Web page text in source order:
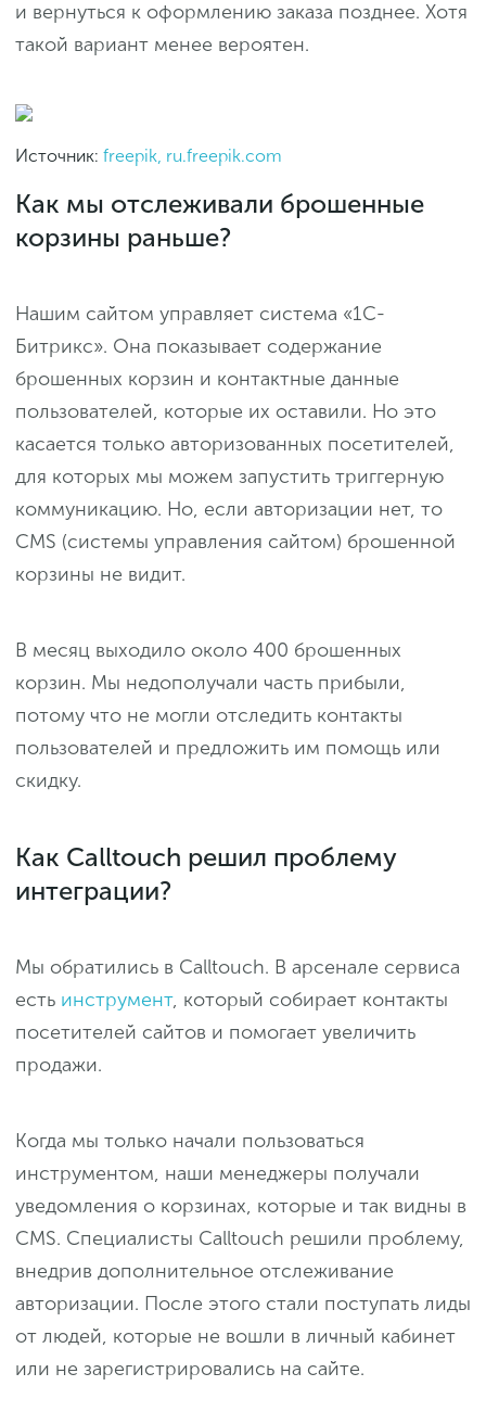
и вернуться к оформлению заказа позднее. Хотя
такой вариант менее вероятен.
Источник: freepik, ru.freepik.com
Как мы отслеживали брошенные
корзины раньше?
Нашим сайтом управляет система «1С-
Битрикс». Она показывает содержание
брошенных корзин и контактные данные
пользователей, которые их оставили. Но это
касается только авторизованных посетителей,
для которых мы можем запустить триггерную
коммуникацию. Но, если авторизации нет, то
CMS (системы управления сайтом) брошенной
корзины не видит.
В месяц выходило около 400 брошенных
корзин. Мы недополучали часть прибыли,
потому что не могли отследить контакты
пользователей и предложить им помощь или
скидку.
Как Calltouch решил проблему
интеграции?
Мы обратились в Calltouch. В арсенале сервиса
есть инструмент, который собирает контакты
посетителей сайтов и помогает увеличить
продажи.
Когда мы только начали пользоваться
инструментом, наши менеджеры получали
уведомления о корзинах, которые и так видны в
CMS. Специалисты Calltouch решили проблему,
внедрив дополнительное отслеживание
авторизации. После этого стали поступать лиды
от людей, которые не вошли в личный кабинет
или не зарегистрировались на сайте.